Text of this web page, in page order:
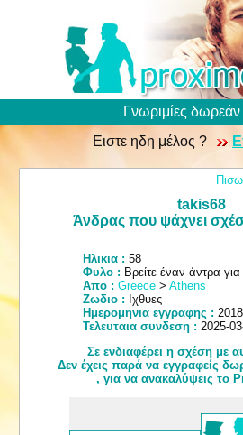
Γνωριμίες
Ειστε ηδη μέλος ?
takis68
Άνδρας που ψάχνει
Ηλικια : 58
Φυλο : Βρείτε έναν άντρα
Απο : Greece> Athens
Ζωδιο : Ιχθυες
Ημερομηνια εγγραφης :
Τελευταια συνδεση : 2025-
Σε ενδιαφέρει η σχέση με
Δεν έχεις παρά να εγγραφείς
, για να ανακαλύψεις το